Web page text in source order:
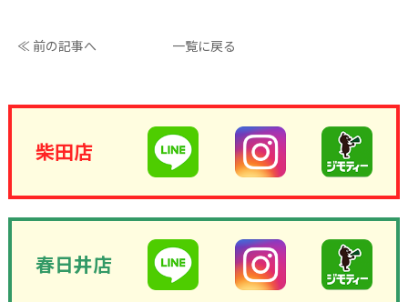
≪ 前の記事へ 一覧に戻る
柴田店
春日井店